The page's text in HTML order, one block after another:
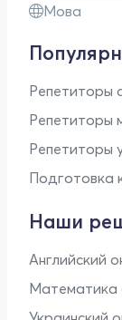
Мова
Репетиторы
Репетиторы
Репетиторы
Подготовка
Наши
Английский
Математика